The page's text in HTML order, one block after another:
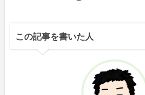
この記事を書いた人